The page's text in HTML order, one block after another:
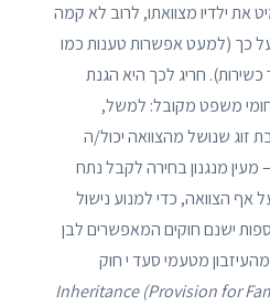
ילדיו מצוואתו, לרוב לא קמה
כך (למעט אפשרות טענות כמו
חריג לכך היא הגנת
משפט מקובל: למשל,
זוג שנושל מהצוואה יכול/ה
– מעין מנגנון בחירה לקבל נתח
אף הצוואה, כדי למנוע נישול
ישנם חוקים המאפשרים לבן
מהעיזבון מטעמי סעד י חוק
Inheritance (Provision for